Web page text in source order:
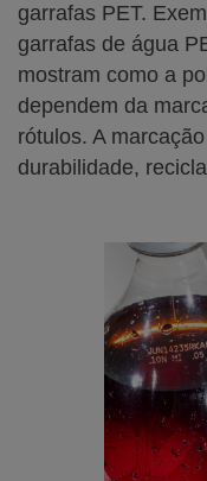
garrafas PET.
garrafas de água
mostram como a
dependem da
rótulos. A
durabilidade,